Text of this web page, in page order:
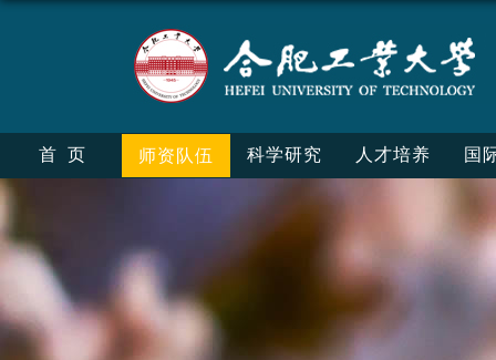
首页 师资队伍 科学研究 人才培养 国